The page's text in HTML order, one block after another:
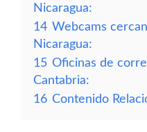
Nicaragua:
14 Webcams
Nicaragua:
15 Oficinas de
Cantabria:
16 Contenido